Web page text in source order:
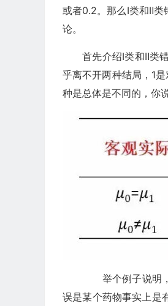
或者0.2。那么Ⅰ类和Ⅱ
论。
首先介绍Ⅰ类和Ⅱ类
乎离不开两种结局，1
种是总体是不同的，你
举个例子说明，
误是某个药物事实上是